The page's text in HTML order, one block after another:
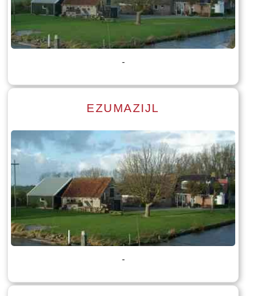
Lees meer
Tekst: © Foto: © Bauke Folkertsma
-
Lees meer
Tekst: © Foto: © Bauke Folkertsma
EZUMAZIJL
-